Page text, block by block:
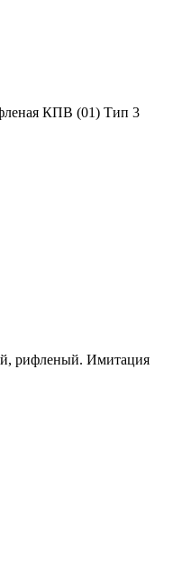
КПВ (01) Тип 3
рифленый. Имитация